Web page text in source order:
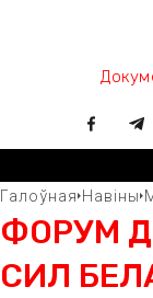
Галоўная Навіны
ФОРУМ
СИЛ